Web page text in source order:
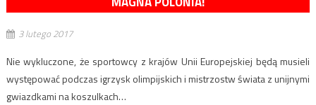
3 lutego 2017
Nie wykluczone, że sportowcy z krajów Unii Europejskiej będą musieli
występować podczas igrzysk olimpijskich i mistrzostw świata z unijnymi
gwiazdkami na koszulkach…